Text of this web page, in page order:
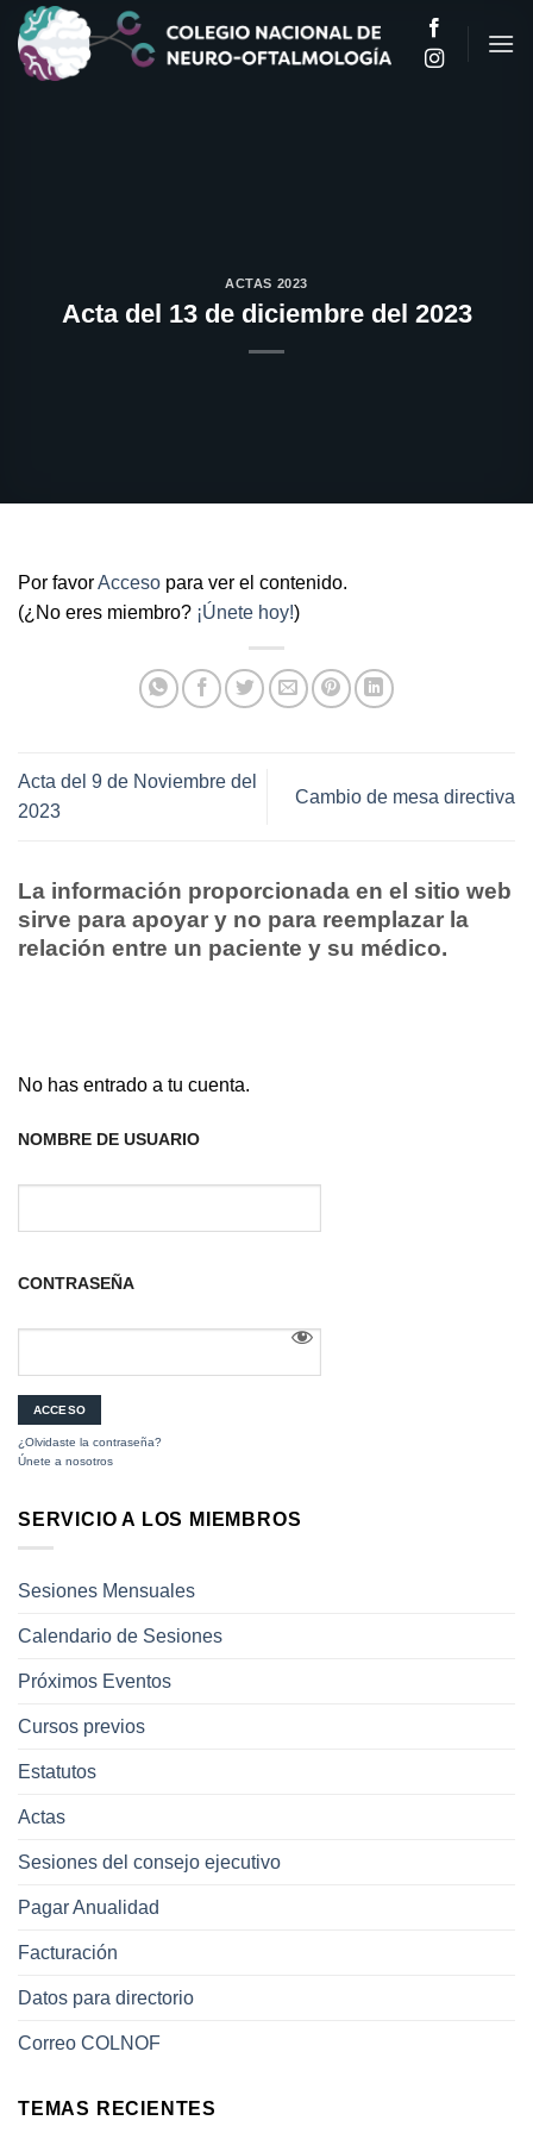
Saltar
contenido
ACTAS 2023
Acta del 13 de diciembre del 2023
Por favorAcceso para ver el contenido.
(¿No eres miembro? ¡Únete hoy!)
Acta del 9 de Noviembre del
2023
Cambio de mesa directiva
La información proporcionada en el sitio web
sirve para apoyar y no para reemplazar la
relación entre un paciente y su médico.
No has entrado a tu cuenta.
NOMBRE DE USUARIO
CONTRASEÑA
¿Olvidaste la contraseña?
Únete a nosotros
SERVICIO A LOS MIEMBROS
Sesiones Mensuales
Calendario de Sesiones
Próximos Eventos
Cursos previos
Estatutos
Actas
Sesiones del consejo ejecutivo
Pagar Anualidad
Facturación
Datos para directorio
Correo COLNOF
TEMAS RECIENTES